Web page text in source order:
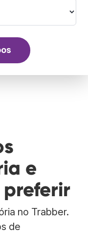
e
preferir
no Trabber.
de